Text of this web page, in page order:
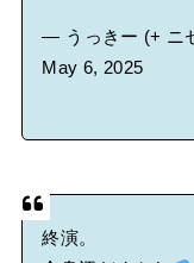
— うっきー (+ ニ
May 6, 2025
終演。